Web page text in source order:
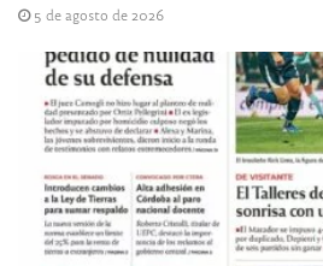
5 de agosto de 2026